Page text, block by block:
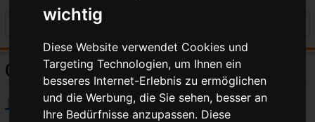
wichtig
Diese Website verwendet Cookies und
Targeting Technologien, um Ihnen ein
besseres Internet-Erlebnis zu ermöglichen
und die Werbung, die Sie sehen, besser an
Ihre Bedürfnisse anzupassen. Diese
OPC